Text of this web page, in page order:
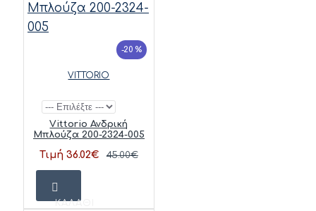
-20 %
VITTORIO
Vittorio Ανδρική
Μπλούζα 200-2324-005
Τιμή 36.02€ 45.00€
ΚΑΛΆΘΙ